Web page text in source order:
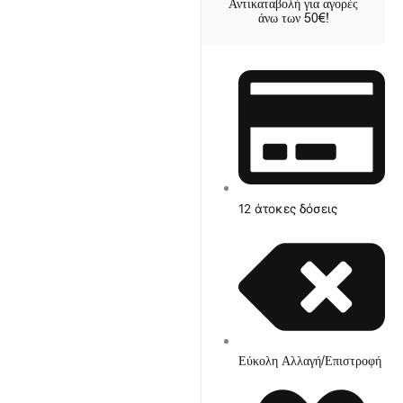
Αντικαταβολή για αγορές
άνω των 50€!
12 άτοκες δόσεις
Εύκολη Αλλαγή/Επιστροφή